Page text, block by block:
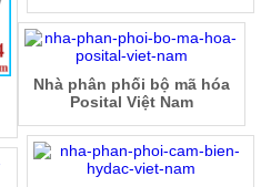
Nhà phân phối bộ mã hóa
Posital Việt Nam